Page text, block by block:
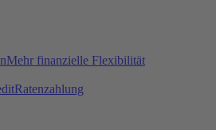
Mehr finanzielle Flexibilität
Ratenzahlung